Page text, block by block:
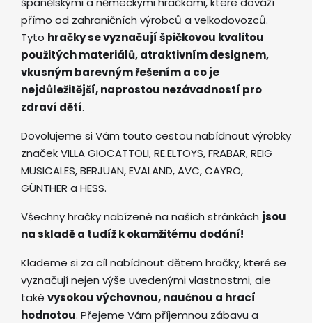
přímo od zahraničních výrobců a velkodovozců.
Tyto hračky se vyznačují špičkovou kvalitou
použitých materiálů, atraktivním designem,
vkusným barevným řešením a co je
nejdůležitější, naprostou nezávadností pro
zdraví dětí.
Dovolujeme si Vám touto cestou nabídnout výrobky
značek VILLA GIOCATTOLI, RE.ELTOYS, FRABAR, REIG
MUSICALES, BERJUAN, EVALAND, AVC, CAYRO,
GÜNTHER a HESS.
Všechny hračky nabízené na našich stránkách jsou
na skladě a tudíž k okamžitému dodání!
Klademe si za cíl nabídnout dětem hračky, které se
vyznačují nejen výše uvedenými vlastnostmi, ale
také vysokou výchovnou, naučnou a hrací
hodnotou. Přejeme Vám příjemnou zábavu a